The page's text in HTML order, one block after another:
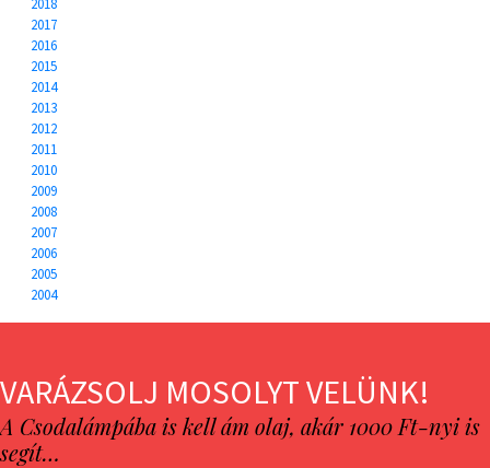
2017
2016
2015
2014
2013
2012
2011
2010
2009
2008
2007
2006
2005
2004
VARÁZSOLJ MOSOLYT VELÜNK!
A Csodalámpába is kell ám olaj, akár 1000 Ft-nyi is
segít…